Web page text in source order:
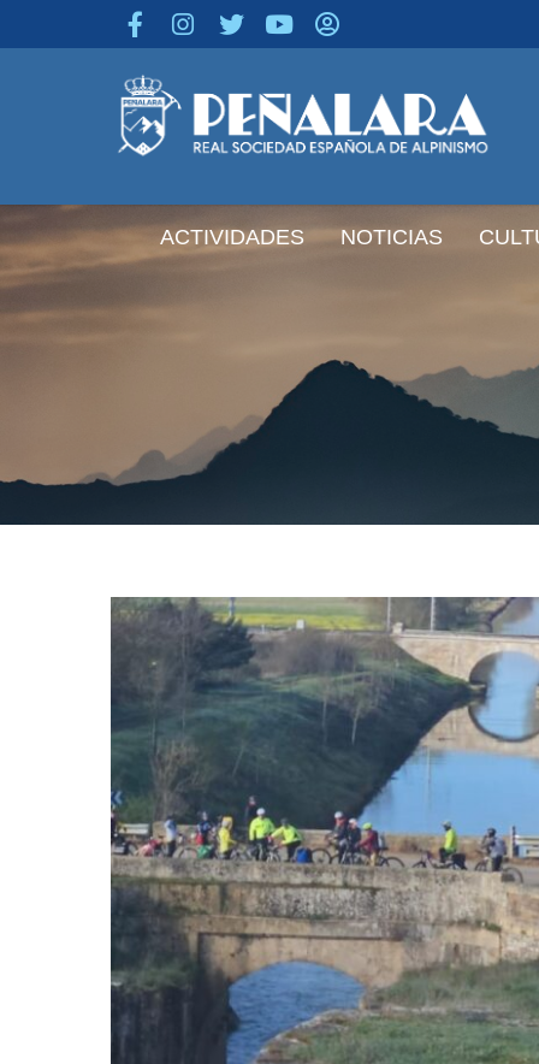
ACTIVIDADES NOTICIAS